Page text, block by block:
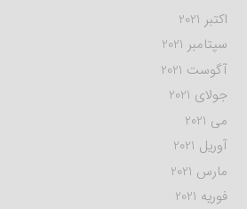
اکتبر 2021
سپتامبر 2021
آگوست 2021
جولای 2021
می 2021
آوریل 2021
مارس 2021
فوریه 2021